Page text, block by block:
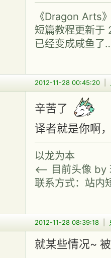
《Dragon Arts
短篇教程更新于
已经变成咸鱼
2012-11-28 00:45:20
辛苦了
译者就是你啊
以龙为本
<-- 目前头像 by
联系方式：站内
2012-11-28 08:39:18
就某些情况~